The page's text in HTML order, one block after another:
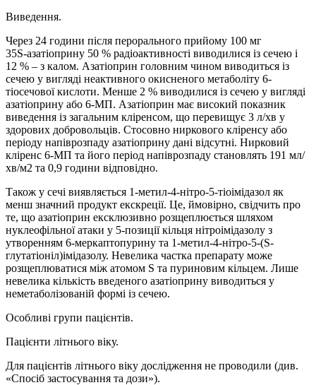
Виведення.
Через 24 години після перорального прийому 100 мг
35S‑азатіоприну 50 % радіоактивності виводилися із сечею і
12 % – з калом. Азатіоприн головним чином виводиться із
сечею у вигляді неактивного окисненого метаболіту 6-
тіосечової кислоти. Менше 2 % виводилися із сечею у вигляді
азатіоприну або 6‑МП. Азатіоприн має високий показник
виведення із загальним кліренсом, що перевищує 3 л/хв у
здорових добровольців. Стосовно ниркового кліренсу або
періоду напіврозпаду азатіоприну дані відсутні. Нирковий
кліренс 6‑МП та його період напіврозпаду становлять 191 мл/
хв/м2 та 0,9 години відповідно.
Також у сечі виявляється 1-метил-4-нітро-5-тіоімідазол як
менш значний продукт екскреції. Це, ймовірно, свідчить про
те, що азатіоприн ексклюзивно розщеплюється шляхом
нуклеофільної атаки у 5-позиції кільця нітроімідазолу з
утворенням 6-меркаптопурину та 1-метил-4-нітро-5-(S-
глутатіоніл)імідазолу. Невелика частка препарату може
розщеплюватися між атомом S та пуриновим кільцем. Лише
невелика кількість введеного азатіоприну виводиться у
неметаболізованій формі із сечею.
Особливі групи пацієнтів.
Пацієнти літнього віку.
Для пацієнтів літнього віку дослідження не проводили (див.
«Спосіб застосування та дози»).